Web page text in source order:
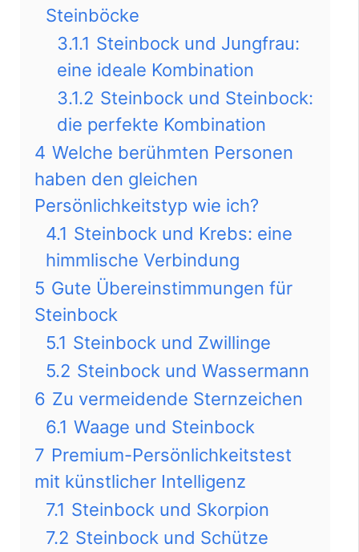
Steinböcke
3.1.1 Steinbock und Jungfrau:
eine ideale Kombination
3.1.2 Steinbock und Steinbock:
die perfekte Kombination
4 Welche berühmten Personen
haben den gleichen
Persönlichkeitstyp wie ich?
4.1 Steinbock und Krebs: eine
himmlische Verbindung
5 Gute Übereinstimmungen für
Steinbock
5.1 Steinbock und Zwillinge
5.2 Steinbock und Wassermann
6 Zu vermeidende Sternzeichen
6.1 Waage und Steinbock
7 Premium-Persönlichkeitstest
mit künstlicher Intelligenz
7.1 Steinbock und Skorpion
7.2 Steinbock und Schütze